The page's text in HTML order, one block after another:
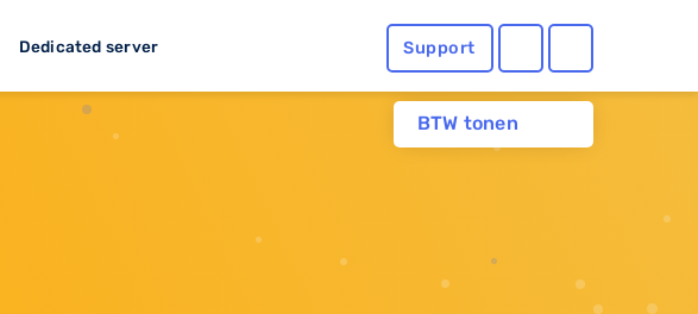
Dedicated server Support
BTW tonen